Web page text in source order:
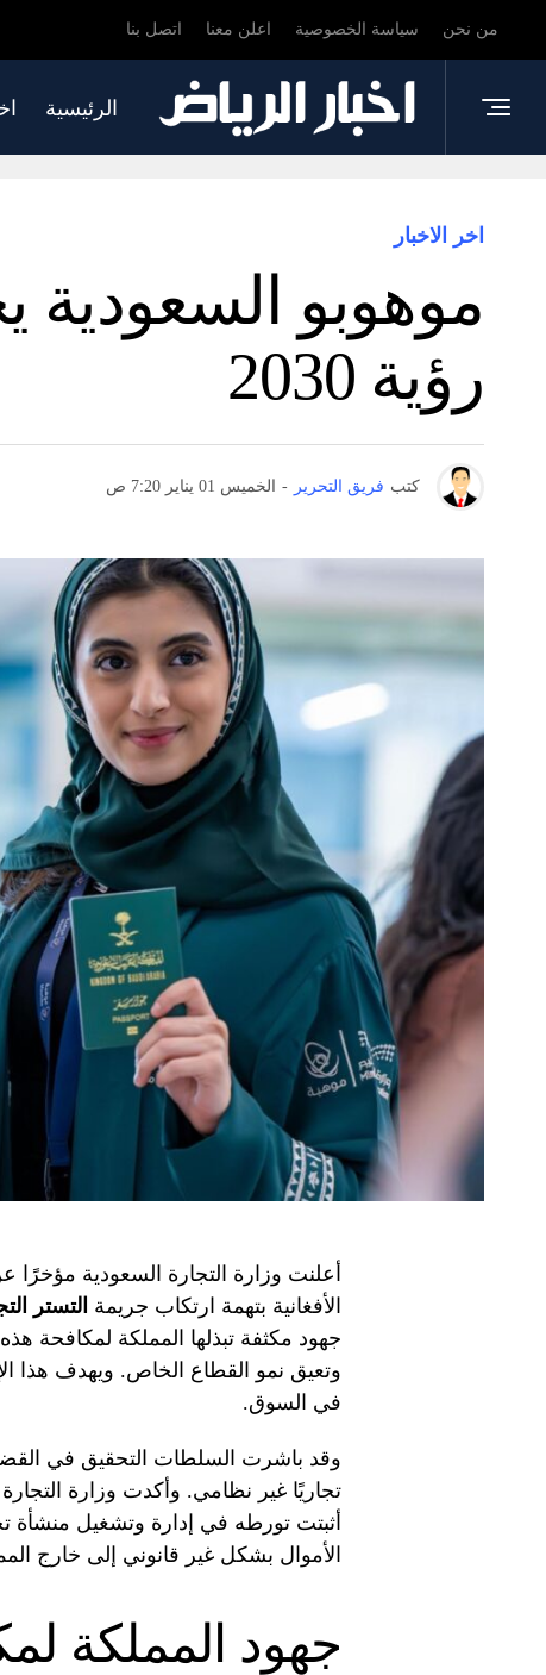
من نحن سياسة الخصوصية اعلن معنا اتصل بنا
الرئيسية
اخر الاخبار
رؤية 2030
كتب فريق التحرير - الخميس 01 يناير 7:20 ص
أعلنت وزارة التجارة السعودية
الأفغانية بتهمة ارتكاب جريمة التستر
جهود مكثفة تبذلها المملكة لمكافحة
وتعيق نمو القطاع الخاص. ويهدف هذا
في السوق.
وقد باشرت السلطات التحقيق في
تجاريًا غير نظامي. وأكدت وزارة
أثبتت تورطه في إدارة وتشغيل منشأة
الأموال بشكل غير قانوني إلى خارج
جهود المملكة